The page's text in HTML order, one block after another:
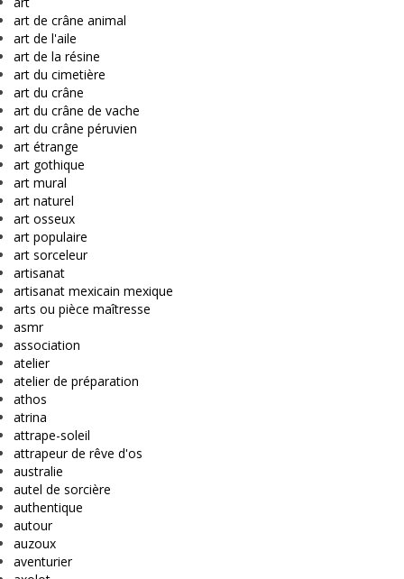
art de crâne animal
art de l'aile
art de la résine
art du cimetière
art du crâne
art du crâne de vache
art du crâne péruvien
art étrange
art gothique
art mural
art naturel
art osseux
art populaire
art sorceleur
artisanat
artisanat mexicain mexique
arts ou pièce maîtresse
asmr
association
atelier
atelier de préparation
athos
atrina
attrape-soleil
attrapeur de rêve d'os
australie
autel de sorcière
authentique
autour
auzoux
aventurier